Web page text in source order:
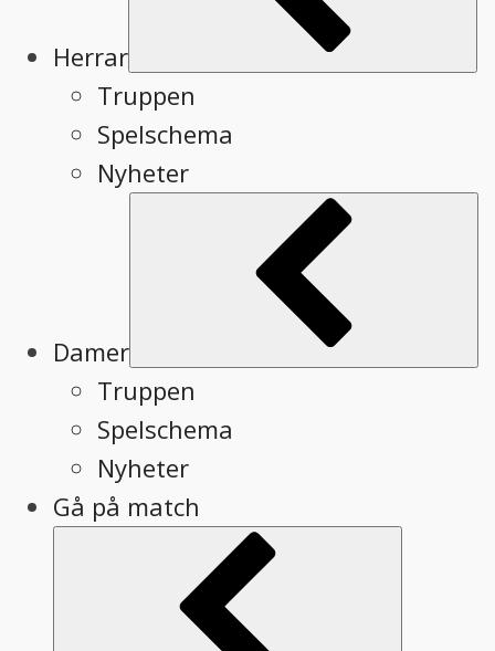
Herrar
Truppen
Spelschema
Nyheter
Damer
Truppen
Spelschema
Nyheter
Gå på match